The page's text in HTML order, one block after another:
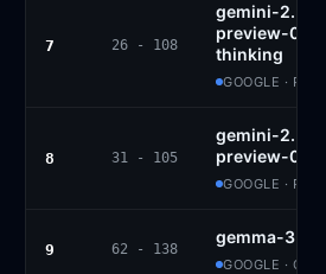
7 26 - 108
gemini-2.5-
preview-09-
thinking
GOOGLE ·
8 31 - 105
gemini-2.5-
preview-06-
GOOGLE ·
9 62 - 138
gemma-3-
GOOGLE ·